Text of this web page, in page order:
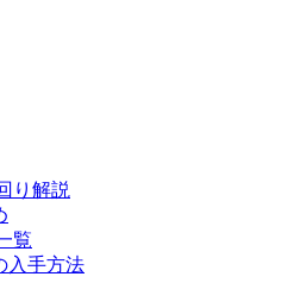
り解説
覧
入手方法